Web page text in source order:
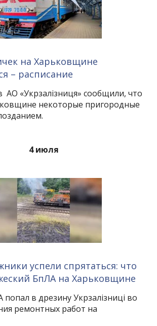
на Харьковщине
– расписание
«Укрзалізниця» сообщили, что
некоторые пригородные
4 июля
успели спрятаться: что
БпЛА на Харьковщине
в дрезину Укрзалізниці во
ремонтных работ на